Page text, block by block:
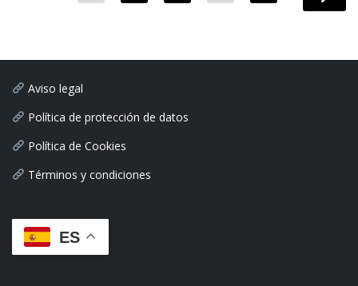
Aviso legal
Política de protección de datos
Política de Cookies
Términos y condiciones
ES